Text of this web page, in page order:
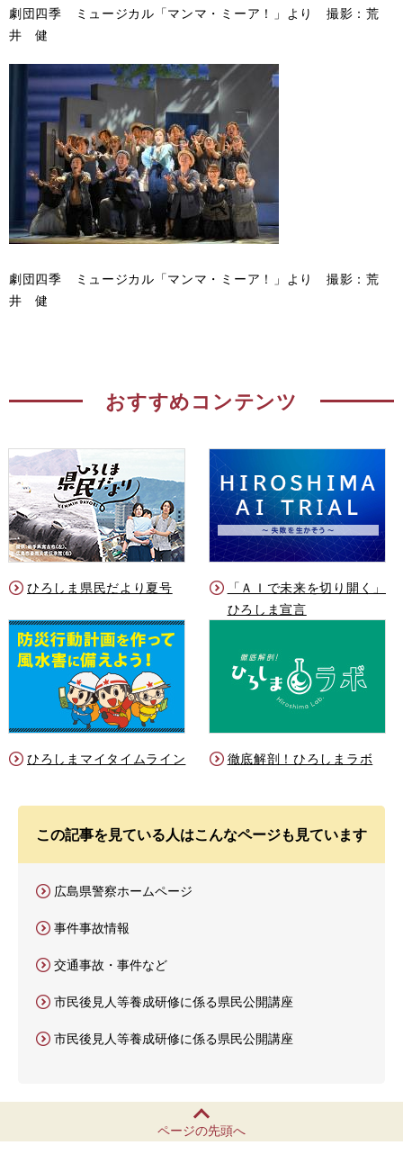
劇団四季 ミュージカル「マンマ・ミーア！」より 撮影：荒
井 健
劇団四季 ミュージカル「マンマ・ミーア！」より 撮影：荒
井 健
おすすめコンテンツ
ひろしま県民だより夏号
「ＡＩで未来を切り開く」
ひろしま宣言
ひろしまマイタイムライン 徹底解剖！ひろしまラボ
この記事を見ている人はこんなページも見ています
広島県警察ホームページ
事件事故情報
交通事故・事件など
市民後見人等養成研修に係る県民公開講座
市民後見人等養成研修に係る県民公開講座
ページの先頭へ